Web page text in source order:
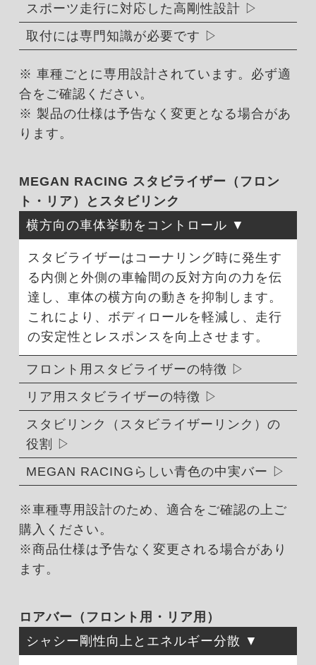
スポーツ走行に対応した高剛性設計
取付には専門知識が必要です
※ 車種ごとに専用設計されています。必ず適
合をご確認ください。
※ 製品の仕様は予告なく変更となる場合があ
ります。
MEGAN RACING スタビライザー（フロン
ト・リア）とスタビリンク
横方向の車体挙動をコントロール
スタビライザーはコーナリング時に発生す
る内側と外側の車輪間の反対方向の力を伝
達し、車体の横方向の動きを抑制します。
これにより、ボディロールを軽減し、走行
の安定性とレスポンスを向上させます。
フロント用スタビライザーの特徴
リア用スタビライザーの特徴
スタビリンク（スタビライザーリンク）の
役割
MEGAN RACINGらしい青色の中実バー
※車種専用設計のため、適合をご確認の上ご
購入ください。
※商品仕様は予告なく変更される場合があり
ます。
ロアバー（フロント用・リア用）
シャシー剛性向上とエネルギー分散